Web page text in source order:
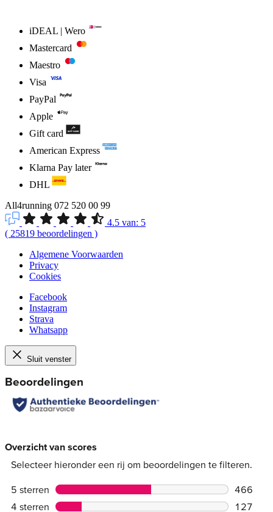
iDEAL | Wero
Mastercard
Maestro
Visa
PayPal
Apple
Gift card
American Express
Klarna Pay later
DHL
All4running 072 520 00 99
4.5 van: 5
( 25819 beoordelingen )
Algemene Voorwaarden
Privacy
Cookies
Facebook
Instagram
Strava
Whatsapp
Sluit venster